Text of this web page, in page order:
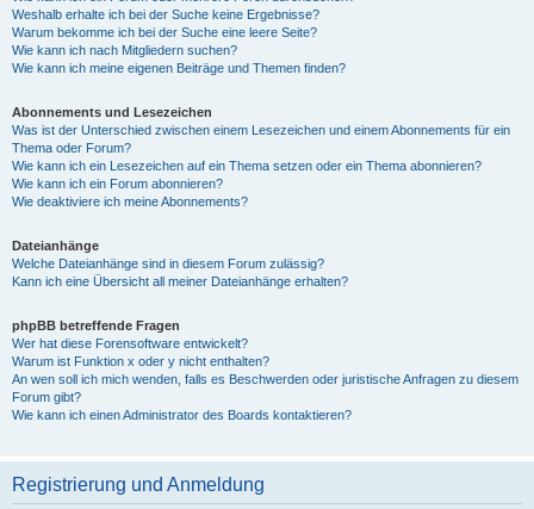
Weshalb erhalte ich bei der Suche keine Ergebnisse?
Warum bekomme ich bei der Suche eine leere Seite?
Wie kann ich nach Mitgliedern suchen?
Wie kann ich meine eigenen Beiträge und Themen finden?
Abonnements und Lesezeichen
Was ist der Unterschied zwischen einem Lesezeichen und einem Abonnements für ein
Thema oder Forum?
Wie kann ich ein Lesezeichen auf ein Thema setzen oder ein Thema abonnieren?
Wie kann ich ein Forum abonnieren?
Wie deaktiviere ich meine Abonnements?
Dateianhänge
Welche Dateianhänge sind in diesem Forum zulässig?
Kann ich eine Übersicht all meiner Dateianhänge erhalten?
phpBB betreffende Fragen
Wer hat diese Forensoftware entwickelt?
Warum ist Funktion x oder y nicht enthalten?
An wen soll ich mich wenden, falls es Beschwerden oder juristische Anfragen zu diesem
Forum gibt?
Wie kann ich einen Administrator des Boards kontaktieren?
Registrierung und Anmeldung